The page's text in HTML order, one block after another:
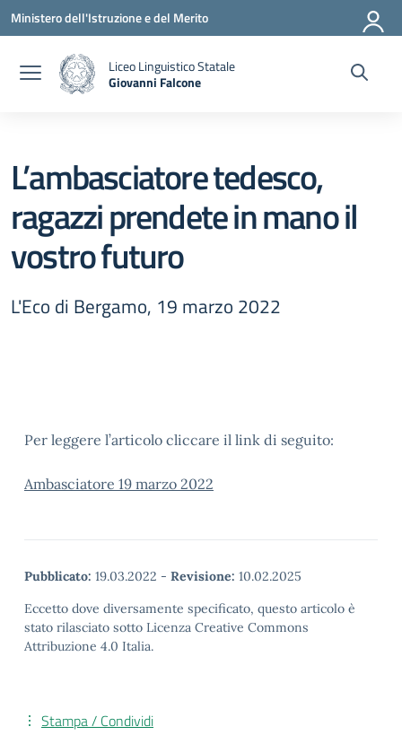
Vai ai contenuti
Vai al menu di navigazione
Vai al footer
Ministero dell'Istruzione e del Merito
Liceo Linguistico Statale
Giovanni Falcone
L’ambasciatore tedesco,
ragazzi prendete in mano il
vostro futuro
L'Eco di Bergamo, 19 marzo 2022
Per leggere l’articolo cliccare il link di seguito:
Ambasciatore 19 marzo 2022
Pubblicato: 19.03.2022 - Revisione: 10.02.2025
Eccetto dove diversamente specificato, questo articolo è
stato rilasciato sotto Licenza Creative Commons
Attribuzione 4.0 Italia.
Stampa / Condividi